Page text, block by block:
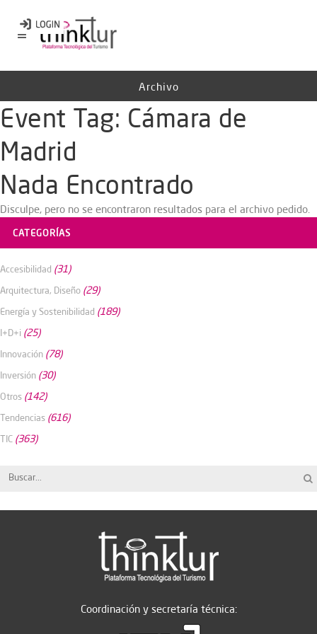
Archivo
Event Tag: Cámara de
Madrid
Nada Encontrado
Disculpe, pero no se encontraron resultados para el archivo pedido.
CATEGORÍAS
Accesibilidad (31)
Arquitectura, Diseño (29)
Energía y Sostenibilidad (189)
I+D+i (25)
Innovación (78)
Inversión (30)
Otros (142)
Tendencias (616)
TIC (363)
Coordinación y secretaría técnica: